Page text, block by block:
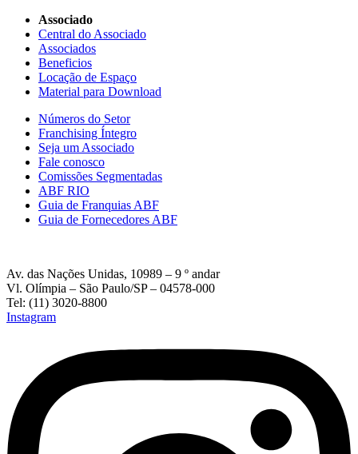
Associado
Central do Associado
Associados
Beneficios
Locação de Espaço
Material para Download
Números do Setor
Franchising Íntegro
Seja um Associado
Fale conosco
Comissões Segmentadas
ABF RIO
Guia de Franquias ABF
Guia de Fornecedores ABF
Av. das Nações Unidas, 10989 – 9 º andar
Vl. Olímpia – São Paulo/SP – 04578-000
Tel: (11) 3020-8800
Instagram